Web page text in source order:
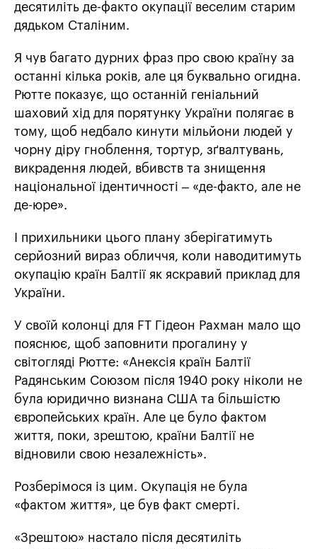
десятиліть де-факто окупації веселим старим
дядьком Сталіним.
Я чув багато дурних фраз про свою країну за
останні кілька років, але ця буквально огидна.
Рютте показує, що останній геніальний
шаховий хід для порятунку України полягає в
тому, щоб недбало кинути мільйони людей у
чорну діру гноблення, тортур, зґвалтувань,
викрадення людей, вбивств та знищення
національної ідентичності – «де-факто, але не
де-юре».
І прихильники цього плану зберігатимуть
серйозний вираз обличчя, коли наводитимуть
окупацію країн Балтії як яскравий приклад для
України.
У своїй колонці для FT Гідеон Рахман мало що
пояснює, щоб заповнити прогалину у
світогляді Рютте: «Анексія країн Балтії
Радянським Союзом після 1940 року ніколи не
була юридично визнана США та більшістю
європейських країн. Але це було фактом
життя, поки, зрештою, країни Балтії не
відновили свою незалежність».
Розберімося із цим. Окупація не була
«фактом життя», це був факт смерті.
«Зрештою» настало після десятиліть